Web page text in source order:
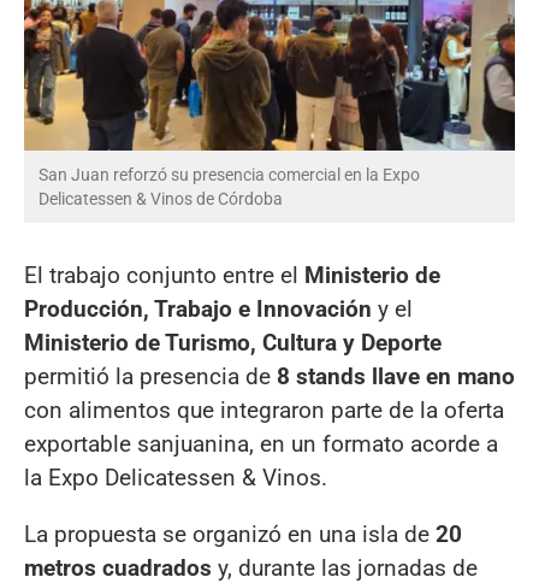
San Juan reforzó su presencia comercial en la Expo
Delicatessen & Vinos de Córdoba
El trabajo conjunto entre el Ministerio de
Producción, Trabajo e Innovación y el
Ministerio de Turismo, Cultura y Deporte
permitió la presencia de 8 stands llave en mano
con alimentos que integraron parte de la oferta
exportable sanjuanina, en un formato acorde a
la Expo Delicatessen & Vinos.
La propuesta se organizó en una isla de 20
metros cuadrados y, durante las jornadas de